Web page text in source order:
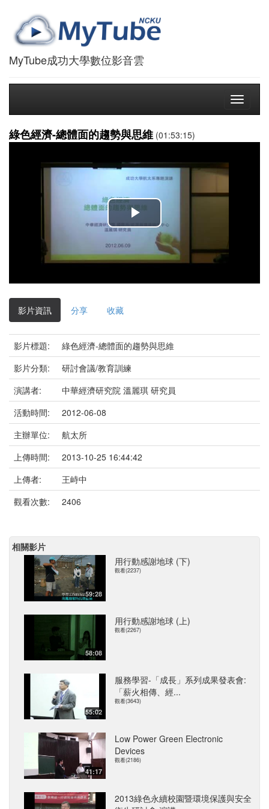
MyTube成功大學數位影音雲
Toggle
綠色經濟-總體面的趨勢與思維 (01:53:15)
播
放
影
影片資訊 分享 收藏
影片標題:
綠色經濟-總體面的趨勢與思維
影片分類:
研討會議/教育訓練
演講者:
中華經濟研究院 溫麗琪 研究員
活動時間:
2012-06-08
主辦單位:
航太所
上傳時間:
2013-10-25 16:44:42
上傳者:
王峙中
觀看次數:
2406
相關影片
59:28
用行動感謝地球 (下)
觀看(2237)
58:08
用行動感謝地球 (上)
觀看(2267)
55:02
服務學習-「成長」系列成果發表會:
「薪火相傳、經...
觀看(3643)
41:17
Low Power Green Electronic
Devices
觀看(2186)
2013綠色永續校園暨環境保護與安全